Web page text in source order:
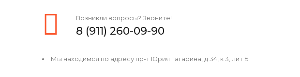
Возникли вопросы? Звоните!
8 (911) 260-09-90
Мы находимся по адресу пр-т Юрия Гагарина, д 34, к 3, лит Б